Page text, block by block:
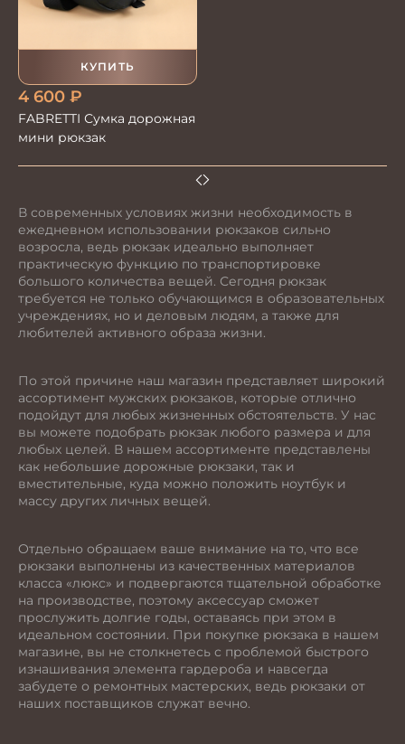
КУПИТЬ
4 600 ₽
FABRETTI Сумка дорожная
мини рюкзак
В современных условиях жизни необходимость в
ежедневном использовании рюкзаков сильно
возросла, ведь рюкзак идеально выполняет
практическую функцию по транспортировке
большого количества вещей. Сегодня рюкзак
требуется не только обучающимся в образовательных
учреждениях, но и деловым людям, а также для
любителей активного образа жизни.
По этой причине наш магазин представляет широкий
ассортимент мужских рюкзаков, которые отлично
подойдут для любых жизненных обстоятельств. У нас
вы можете подобрать рюкзак любого размера и для
любых целей. В нашем ассортименте представлены
как небольшие дорожные рюкзаки, так и
вместительные, куда можно положить ноутбук и
массу других личных вещей.
Отдельно обращаем ваше внимание на то, что все
рюкзаки выполнены из качественных материалов
класса «люкс» и подвергаются тщательной обработке
на производстве, поэтому аксессуар сможет
прослужить долгие годы, оставаясь при этом в
идеальном состоянии. При покупке рюкзака в нашем
магазине, вы не столкнетесь с проблемой быстрого
изнашивания элемента гардероба и навсегда
забудете о ремонтных мастерских, ведь рюкзаки от
наших поставщиков служат вечно.